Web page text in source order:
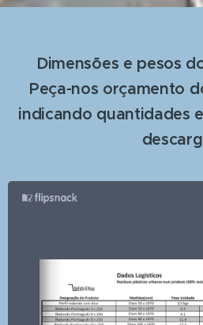
Dimensões e pesos
Peça-nos orçamento
indicando quantidades